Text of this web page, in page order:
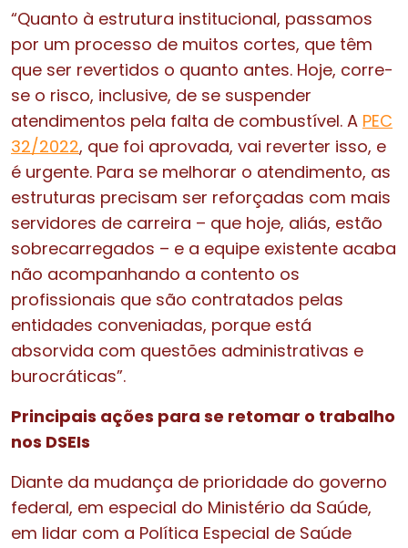
“Quanto à estrutura institucional, passamos
por um processo de muitos cortes, que têm
que ser revertidos o quanto antes. Hoje, corre-
se o risco, inclusive, de se suspender
atendimentos pela falta de combustível. A PEC
32/2022, que foi aprovada, vai reverter isso, e
é urgente. Para se melhorar o atendimento, as
estruturas precisam ser reforçadas com mais
servidores de carreira – que hoje, aliás, estão
sobrecarregados – e a equipe existente acaba
não acompanhando a contento os
profissionais que são contratados pelas
entidades conveniadas, porque está
absorvida com questões administrativas e
burocráticas”.
Principais ações para se retomar o trabalho
nos DSEIs
Diante da mudança de prioridade do governo
federal, em especial do Ministério da Saúde,
em lidar com a Política Especial de Saúde